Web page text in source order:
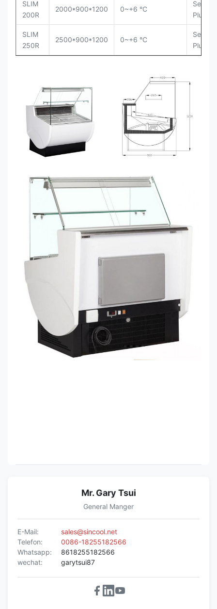
SLIM
200R
2000*900*1200 0~+6 °C
Secop
Plug-in
SLIM
250R
2500*900*1200 0~+6 °C
Secop
Plug-in
Mr. Gary Tsui
General Manger
E-Mail:
sales@sincool.net
Telefon:
0086-18255182566
Whatsapp:
8618255182566
wechat:
garytsui87